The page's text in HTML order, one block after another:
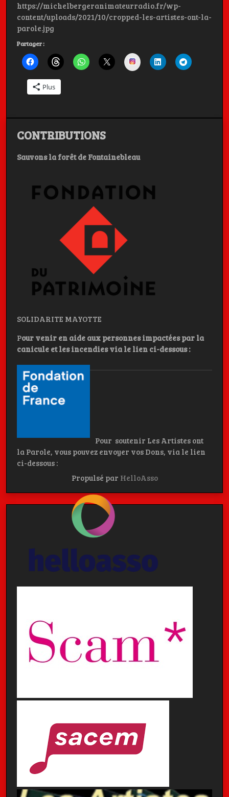
https://michelbergeranimateurradio.fr/wp-
content/uploads/2021/10/cropped-les-artistes-ont-la-
parole.jpg
Partager :
Instagram
Plus
CONTRIBUTIONS
Sauvons la forêt de Fontainebleau
SOLIDARITE MAYOTTE
Pour venir en aide aux personnes impactées par la
canicule et les incendies via le lien ci-dessous :
Pour soutenir Les Artistes ont
la Parole, vous pouvez envoyer vos Dons, via le lien
ci-dessous :
Propulsé par HelloAsso